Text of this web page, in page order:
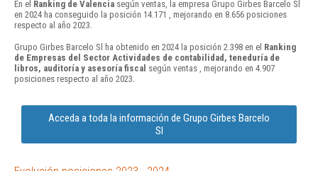
En el Ranking de Valencia según ventas, la empresa Grupo Girbes Barcelo Sl
en 2024 ha conseguido la posición 14.171 , mejorando en 8.656 posiciones
respecto al año 2023.
Grupo Girbes Barcelo Sl ha obtenido en 2024 la posición 2.398 en el Ranking
de Empresas del Sector Actividades de contabilidad, teneduría de
libros, auditoría y asesoría fiscal según ventas , mejorando en 4.907
posiciones respecto al año 2023.
Acceda a toda la información de Grupo Girbes Barcelo
Sl